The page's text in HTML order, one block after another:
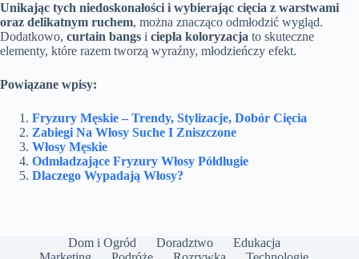
Unikając tych niedoskonałości i wybierając cięcia z warstwami
oraz delikatnym ruchem, można znacząco odmłodzić wygląd.
Dodatkowo, curtain bangs i ciepła koloryzacja to skuteczne
elementy, które razem tworzą wyraźny, młodzieńczy efekt.
Powiązane wpisy:
Fryzury Męskie – Trendy, Stylizacje, Dobór Cięcia
Zabiegi Na Włosy Suche I Zniszczone
Włosy Męskie
Odmładzające Fryzury Włosy Półdługie
Dlaczego Wypadają Włosy?
Dom i Ogród Doradztwo
Edukacja